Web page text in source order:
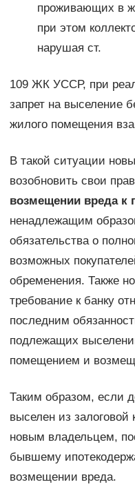
проживающих в
при этом
нарушая ст.
109 ЖК УССР, при
запрет на выселение
жилого помещения
В такой ситуации
возобновить свои
возмещении вреда к
ненадлежащим
обязательства о
возможных
обременения. Также
требование к банку
последним
подлежащих
помещением и
Таким образом, если
выселен из залоговой
новым владельцем,
бывшему
возмещении вреда.